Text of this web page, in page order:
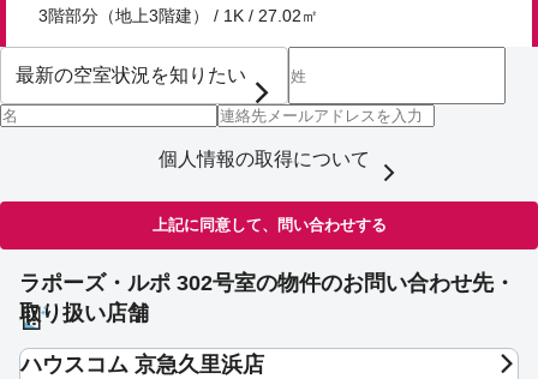
3階部分（地上3階建） / 1K / 27.02㎡
個人情報の取得について
上記に同意して、問い合わせする
ラポーズ・ルポ 302号室の物件のお問い合わせ先・
取り扱い店舗
ハウスコム 京急久里浜店